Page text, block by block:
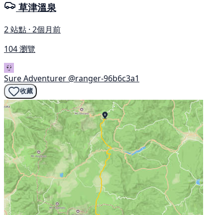
草津溫泉
2 站點 · 2個月前
104 瀏覽
Sure Adventurer @ranger-96b6c3a1
收藏